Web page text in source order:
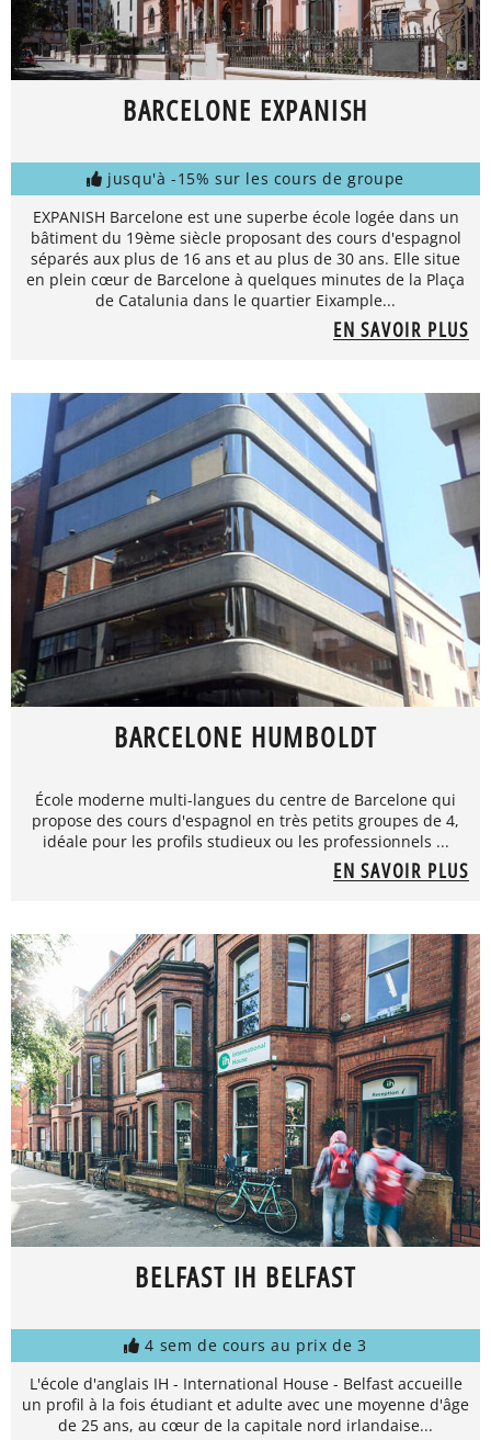
BARCELONE EXPANISH
jusqu'à -15% sur les cours de groupe
EXPANISH Barcelone est une superbe école logée dans un
bâtiment du 19ème siècle proposant des cours d'espagnol
séparés aux plus de 16 ans et au plus de 30 ans. Elle situe
en plein cœur de Barcelone à quelques minutes de la Plaça
de Catalunia dans le quartier Eixample...
EN SAVOIR PLUS
BARCELONE HUMBOLDT
École moderne multi-langues du centre de Barcelone qui
propose des cours d'espagnol en très petits groupes de 4,
idéale pour les profils studieux ou les professionnels ...
EN SAVOIR PLUS
BELFAST IH BELFAST
4 sem de cours au prix de 3
L'école d'anglais IH - International House - Belfast accueille
un profil à la fois étudiant et adulte avec une moyenne d'âge
de 25 ans, au cœur de la capitale nord irlandaise...